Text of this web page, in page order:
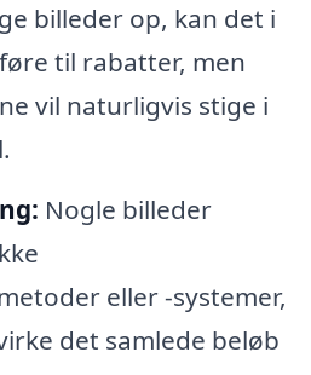
billeder op, kan det i
til rabatter, men
vil naturligvis stige i
Nogle billeder
eller -systemer,
det samlede beløb